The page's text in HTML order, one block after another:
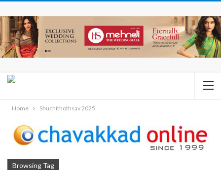
Home Shuchithothsav 2025
Browsing Tag